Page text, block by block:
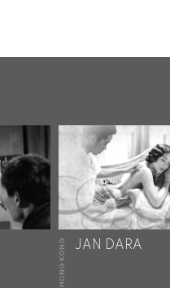
HONG KONG JAN DARA